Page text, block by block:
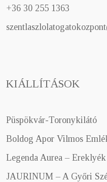
+36 30 255 1363
KIÁLLÍTÁSOK
Püspökvár-Toronykilátó
Boldog Apor Vilmos
Legenda Aurea – Ereklyék
JAURINUM – A Győri